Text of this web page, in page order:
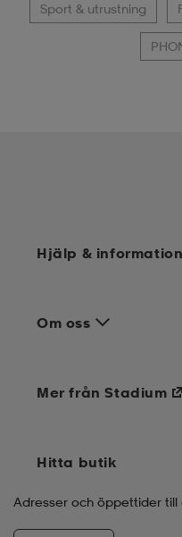
Sport & utrustning
Hjälp & information
Om oss
Mer från Stadium
Hitta butik
Adresser och öppettider till